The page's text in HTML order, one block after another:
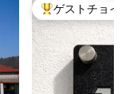
大好評のゲスト
ゲストチョイス